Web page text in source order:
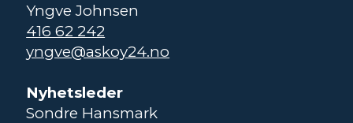
Yngve Johnsen
416 62 242
yngve@askoy24.no
Nyhetsleder
Sondre Hansmark